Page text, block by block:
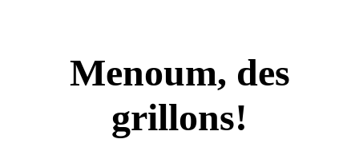
Menoum, des
grillons!